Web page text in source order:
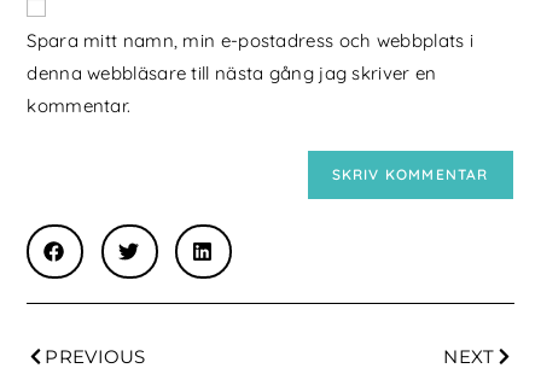
Spara mitt namn, min e-postadress och webbplats i
denna webbläsare till nästa gång jag skriver en
kommentar.
PREVIOUS NEXT